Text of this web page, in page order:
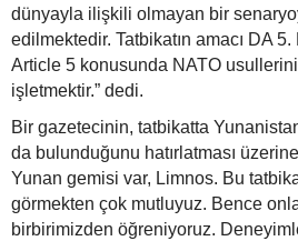
dünyayla ilişkili olmayan bir
edilmektedir. Tatbikatın amacı DA
Article 5 konusunda NATO
işletmektir.” dedi.
Bir gazetecinin, tatbikatta
da bulunduğunu hatırlatması
Yunan gemisi var, Limnos. Bu
görmekten çok mutluyuz. Bence
birbirimizden öğreniyoruz.